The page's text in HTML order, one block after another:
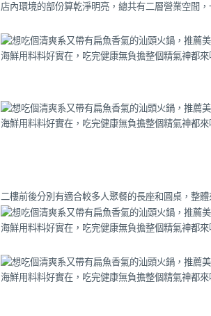
店內環境的部份算乾淨明亮，總共有二層營業空間
二樓前後分別有適合較多人聚餐的長座和圓桌，整體